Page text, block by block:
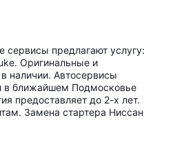
сервисы предлагают услугу:
Оригинальные и
наличии. Автосервисы
в ближайшем Подмосковье
предоставляет до 2-х лет.
Замена стартера Ниссан